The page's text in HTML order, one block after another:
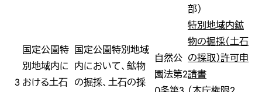
部）
3
国定公園特
別地域内に
おける土石
国定公園特別地域
内において、鉱物
の掘採、土石の採
自然公
園法第2
特別地域内鉱
物の掘採（土石
の採取）許可申
請書